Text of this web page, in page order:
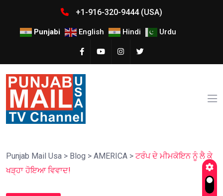
+1-916-320-9444 (USA)
Punjabi English Hindi Urdu
Punjab Mail Usa > Blog > AMERICA > ਟਰੰਪ ਦੇ ਮੀਮਕੋਇਨ ਨੂੰ ਲੈ ਕੇ
ਖੜ੍ਹਾ ਹੋਇਆ ਵਿਵਾਦ!